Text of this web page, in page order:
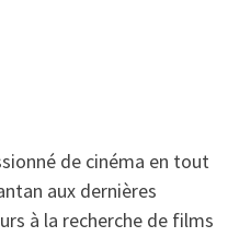
de cinéma en tout
aux dernières
à la recherche de films